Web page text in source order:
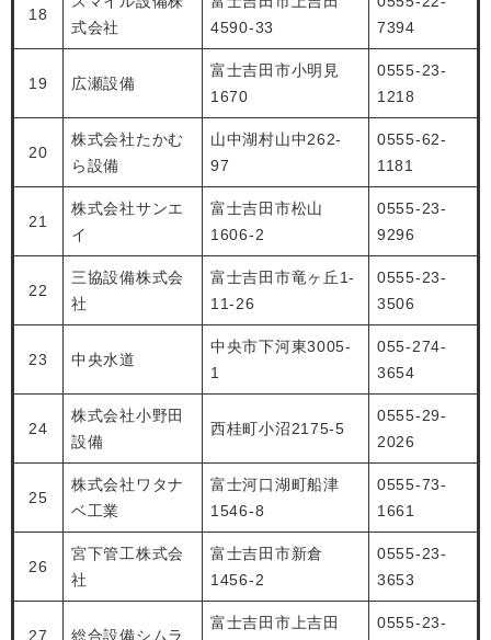
18
式会社
4590-33
7394
19 広瀬設備
富士吉田市小明見
1670
0555-23-
1218
20
株式会社たかむ
ら設備
山中湖村山中262-
97
0555-62-
1181
21
株式会社サンエ
イ
富士吉田市松山
1606-2
0555-23-
9296
22
三協設備株式会
社
富士吉田市竜ヶ丘1-
11-26
0555-23-
3506
23 中央水道
中央市下河東3005-
1
055-274-
3654
24
株式会社小野田
設備
西桂町小沼2175-5
0555-29-
2026
25
株式会社ワタナ
ベ工業
富士河口湖町船津
1546-8
0555-73-
1661
26
宮下管工株式会
社
富士吉田市新倉
1456-2
0555-23-
3653
27 総合設備シムラ
富士吉田市上吉田
0555-23-